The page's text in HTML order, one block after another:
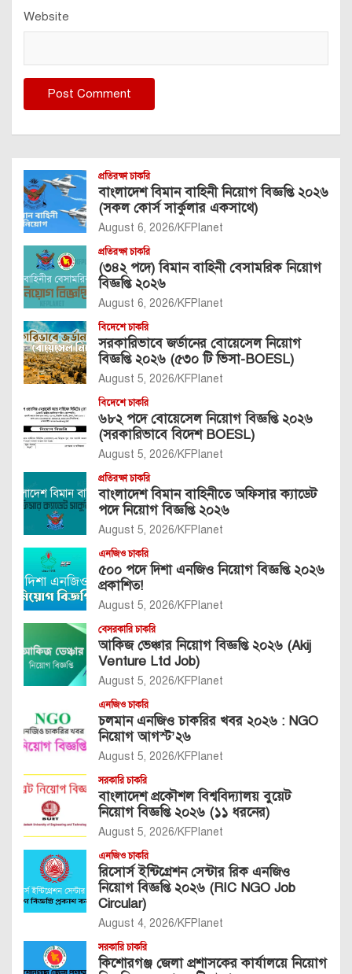
Website
প্রতিরক্ষা চাকরি
বাংলাদেশ বিমান বাহিনী নিয়োগ বিজ্ঞপ্তি ২০২৬
(সকল কোর্স সার্কুলার একসাথে)
August 6, 2026 KFPlanet
প্রতিরক্ষা চাকরি
(৩৪২ পদে) বিমান বাহিনী বেসামরিক নিয়োগ
বিজ্ঞপ্তি ২০২৬
August 6, 2026 KFPlanet
বিদেশে চাকরি
সরকারিভাবে জর্ডানের বোয়েসেল নিয়োগ
বিজ্ঞপ্তি ২০২৬ (৫৩০ টি ভিসা-BOESL)
August 5, 2026 KFPlanet
বিদেশে চাকরি
৬৮২ পদে বোয়েসেল নিয়োগ বিজ্ঞপ্তি ২০২৬
(সরকারিভাবে বিদেশ BOESL)
August 5, 2026 KFPlanet
প্রতিরক্ষা চাকরি
বাংলাদেশ বিমান বাহিনীতে অফিসার ক্যাডেট
পদে নিয়োগ বিজ্ঞপ্তি ২০২৬
August 5, 2026 KFPlanet
এনজিও চাকরি
৫০০ পদে দিশা এনজিও নিয়োগ বিজ্ঞপ্তি ২০২৬
প্রকাশিত!
August 5, 2026 KFPlanet
বেসরকারি চাকরি
আকিজ ভেঞ্চার নিয়োগ বিজ্ঞপ্তি ২০২৬ (Akij
Venture Ltd Job)
August 5, 2026 KFPlanet
এনজিও চাকরি
চলমান এনজিও চাকরির খবর ২০২৬ : NGO
নিয়োগ আগস্ট’২৬
August 5, 2026 KFPlanet
সরকারি চাকরি
বাংলাদেশ প্রকৌশল বিশ্ববিদ্যালয় বুয়েট
নিয়োগ বিজ্ঞপ্তি ২০২৬ (১১ ধরনের)
August 5, 2026 KFPlanet
এনজিও চাকরি
রিসোর্স ইন্টিগ্রেশন সেন্টার রিক এনজিও
নিয়োগ বিজ্ঞপ্তি ২০২৬ (RIC NGO Job
Circular)
August 4, 2026 KFPlanet
সরকারি চাকরি
কিশোরগঞ্জ জেলা প্রশাসকের কার্যালয়ে নিয়োগ